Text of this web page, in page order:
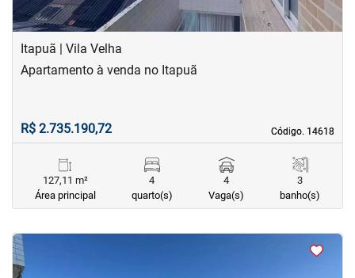
Itapuã | Vila Velha
Código. 14618
Código. 14618
Apartamento à venda no Itapuã
R$ 2.735.190,72
127,11 m²
Área principal
4
quarto(s)
4
Vaga(s)
3
banho(s)
<<